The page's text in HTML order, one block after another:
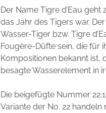
Der Name Tigre d’Eau
das Jahr des Tigers war.
Wasser-Tiger bzw. Tigre
Fougère-Düfte sein, die für
Kompositionen bekannt ist,
besagte Wasserelement in
Die beigefügte Nummer
Variante der No. 22